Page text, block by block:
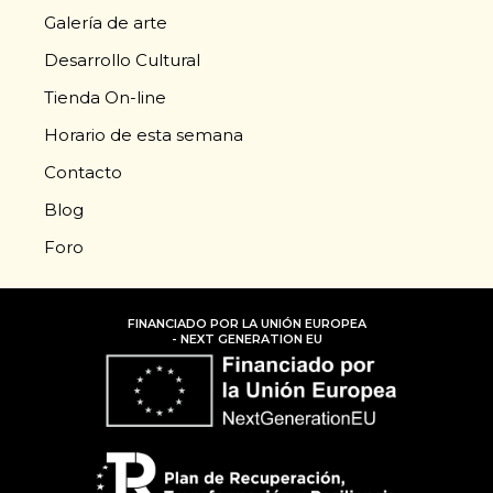
Galería de arte
Desarrollo Cultural
Tienda On-line
Horario de esta semana
Contacto
Blog
Foro
FINANCIADO POR LA UNIÓN EUROPEA
- NEXT GENERATION EU